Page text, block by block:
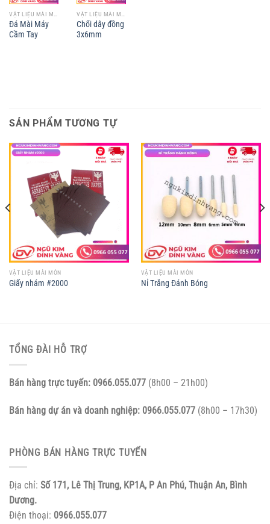
Đá Mài Máy
Cầm Tay
Chổi dây đồng
3x6mm
SẢN PHẨM TƯƠNG TỰ
VẬT LIỆU MÀI MÒN
Giấy nhám #2000
VẬT LIỆU MÀI MÒN
Nỉ Trắng Đánh Bóng
TỔNG ĐÀI HỖ TRỢ
Bán hàng trực tuyến: 0966.055.077 (8h00 – 21h00)
Bán hàng dự án và doanh nghiệp: 0966.055.077 (8h00 – 17h30)
PHÒNG BÁN HÀNG TRỰC TUYẾN
Địa chỉ: Số 171, Lê Thị Trung, KP1A, P An Phú, Thuận An, Bình
Dương.
Điện thoại: 0966.055.077